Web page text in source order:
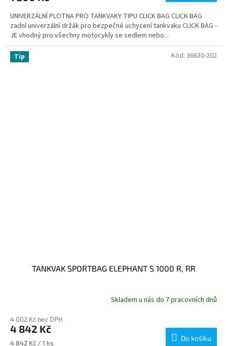
UNIVERZÁLNÍ PLOTNA PRO TANKVAKY TIPU CLICK BAG CLICK BAG
zadní univerzální držák pro bezpečné uchycení tankvaku CLICK BAG -
JE vhodný pro všechny motocykly se sedlem nebo...
Tip
TANKVAK SPORTBAG ELEPHANT S 1000 R, RR
Skladem u nás do 7 pracovních dnů
4 002 Kč bez DPH
4 842 Kč
Měrná
4 842 Kč / 1 ks
Do košíku
Kód: 36630-202